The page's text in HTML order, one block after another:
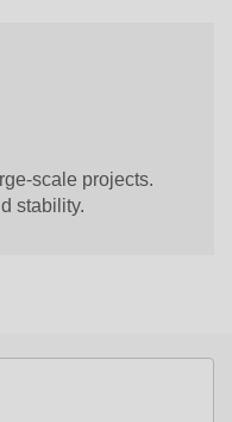
scale projects.
stability.